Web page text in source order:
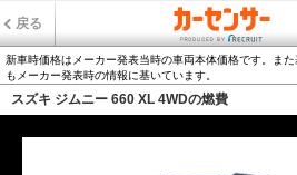
戻る
新車時価格はメーカー発表当時の車両本体価格です。ま
もメーカー発表時の情報に基いています。
スズキ ジムニー 660 XL 4WDの燃費